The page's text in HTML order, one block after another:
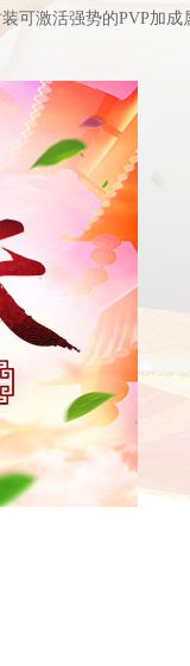
可激活强势的PVP加成